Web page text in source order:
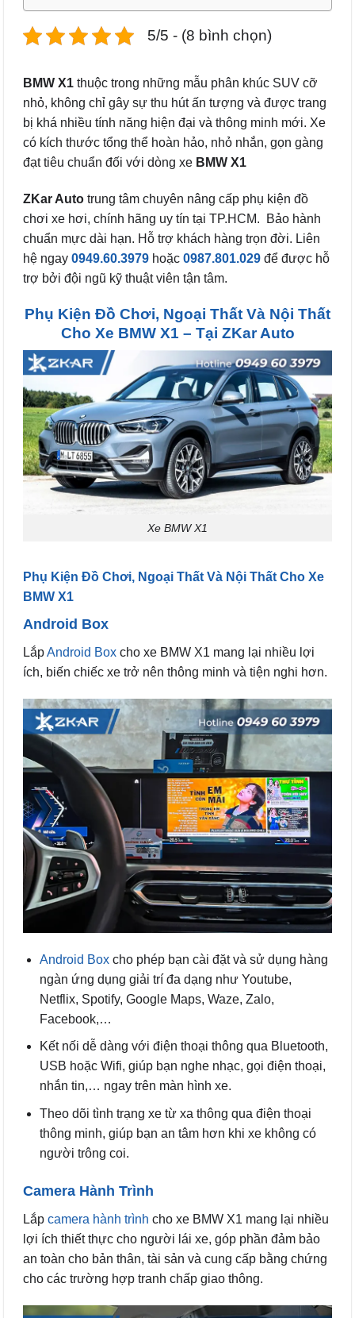
5/5 - (8 bình chọn)
BMW X1 thuộc trong những mẫu phân khúc SUV cỡ
nhỏ, không chỉ gây sự thu hút ấn tượng và được trang
bị khá nhiều tính năng hiện đại và thông minh mới. Xe
có kích thước tổng thể hoàn hảo, nhỏ nhắn, gọn gàng
đạt tiêu chuẩn đối với dòng xe BMW X1
ZKar Auto trung tâm chuyên nâng cấp phụ kiện đồ
chơi xe hơi, chính hãng uy tín tại TP.HCM. Bảo hành
chuẩn mực dài hạn. Hỗ trợ khách hàng trọn đời. Liên
hệ ngay 0949.60.3979 hoặc 0987.801.029 để được hỗ
trợ bởi đội ngũ kỹ thuật viên tận tâm.
Phụ Kiện Đồ Chơi, Ngoại Thất Và Nội Thất
Cho Xe BMW X1 – Tại ZKar Auto
Xe BMW X1
Phụ Kiện Đồ Chơi, Ngoại Thất Và Nội Thất Cho Xe
BMW X1
Android Box
LắpAndroid Box cho xe BMW X1 mang lại nhiều lợi
ích, biến chiếc xe trở nên thông minh và tiện nghi hơn.
Android Boxcho phép bạn cài đặt và sử dụng hàng
ngàn ứng dụng giải trí đa dạng như Youtube,
Netflix, Spotify, Google Maps, Waze, Zalo,
Facebook,…
Kết nối dễ dàng với điện thoại thông qua Bluetooth,
USB hoặc Wifi, giúp bạn nghe nhạc, gọi điện thoại,
nhắn tin,… ngay trên màn hình xe.
Theo dõi tình trạng xe từ xa thông qua điện thoại
thông minh, giúp bạn an tâm hơn khi xe không có
người trông coi.
Camera Hành Trình
Lắp camera hành trình cho xe BMW X1 mang lại nhiều
lợi ích thiết thực cho người lái xe, góp phần đảm bảo
an toàn cho bản thân, tài sản và cung cấp bằng chứng
cho các trường hợp tranh chấp giao thông.